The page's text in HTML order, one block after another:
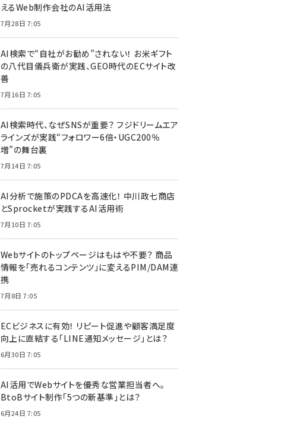
えるWeb制作会社のAI活用法
7月28日 7:05
AI検索で“自社がお勧め”されない！ お米ギフト
の八代目儀兵衛が実践、GEO時代のECサイト改
善
7月16日 7:05
AI検索時代、なぜSNSが重要？ フジドリームエア
ラインズが実践“フォロワー6倍・UGC200％
増”の舞台裏
7月14日 7:05
AI分析で施策のPDCAを高速化！ 中川政七商店
とSprocketが実践するAI活用術
7月10日 7:05
Webサイトのトップページはもはや不要？ 商品
情報を「売れるコンテンツ」に変えるPIM/DAM連
携
7月8日 7:05
ECビジネスに有効！ リピート促進や顧客満足度
向上に直結する「LINE通知メッセージ」とは？
6月30日 7:05
AI活用でWebサイトを優秀な営業担当者へ。
BtoBサイト制作「5つの新基準」とは？
6月24日 7:05